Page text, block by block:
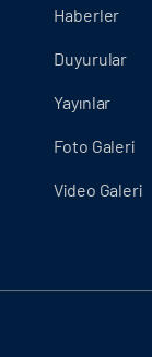
Haberler
Duyurular
Yayınlar
Foto Galeri
Video Galeri